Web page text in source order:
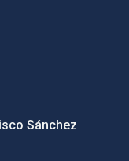
Sánchez